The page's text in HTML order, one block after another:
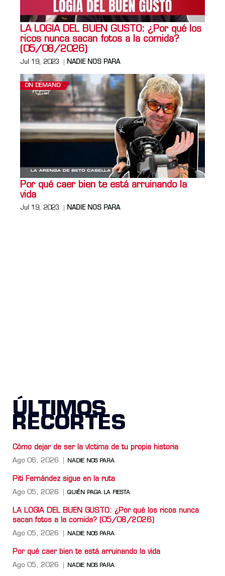
LA LOGIA DEL BUEN GUSTO: ¿Por qué los
ricos nunca sacan fotos a la comida?
(05/08/2026)
Jul 19, 2023 NADIE NOS PARA
ON DEMAND
Por qué caer bien te está arruinando la
vida
Jul 19, 2023 NADIE NOS PARA
ÚLTIMOS
RECORTES
Cómo dejar de ser la víctima de tu propia historia
Ago 06, 2026 NADIE NOS PARA
Piti Fernández sigue en la ruta
Ago 05, 2026 QUIÉN PAGA LA FIESTA
LA LOGIA DEL BUEN GUSTO: ¿Por qué los ricos nunca
sacan fotos a la comida? (05/08/2026)
Ago 05, 2026 NADIE NOS PARA
Por qué caer bien te está arruinando la vida
Ago 05, 2026 NADIE NOS PARA